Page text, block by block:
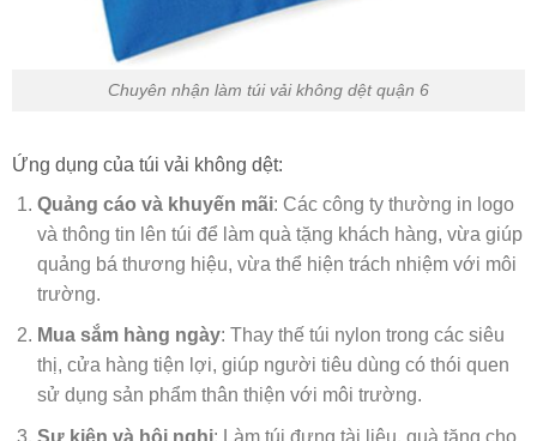
Chuyên nhận làm túi vải không dệt quận 6
Ứng dụng của túi vải không dệt:
Quảng cáo và khuyến mãi: Các công ty thường in logo
và thông tin lên túi để làm quà tặng khách hàng, vừa giúp
quảng bá thương hiệu, vừa thể hiện trách nhiệm với môi
trường.
Mua sắm hàng ngày: Thay thế túi nylon trong các siêu
thị, cửa hàng tiện lợi, giúp người tiêu dùng có thói quen
sử dụng sản phẩm thân thiện với môi trường.
Sự kiện và hội nghị: Làm túi đựng tài liệu, quà tặng cho